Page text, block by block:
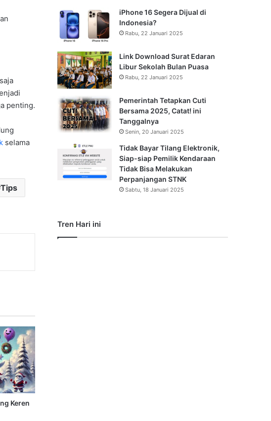
penting.
selama
Tips
Keren
iPhone 16 Segera Dijual di
Indonesia?
Rabu, 22 Januari 2025
Link Download Surat Edaran
Libur Sekolah Bulan Puasa
Rabu, 22 Januari 2025
Pemerintah Tetapkan Cuti
Bersama 2025, Catat! ini
Tanggalnya
Senin, 20 Januari 2025
Tidak Bayar Tilang Elektronik,
Siap-siap Pemilik Kendaraan
Tidak Bisa Melakukan
Perpanjangan STNK
Sabtu, 18 Januari 2025
Tren Hari ini